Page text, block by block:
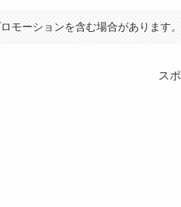
モーションを含む場合があります。
ス